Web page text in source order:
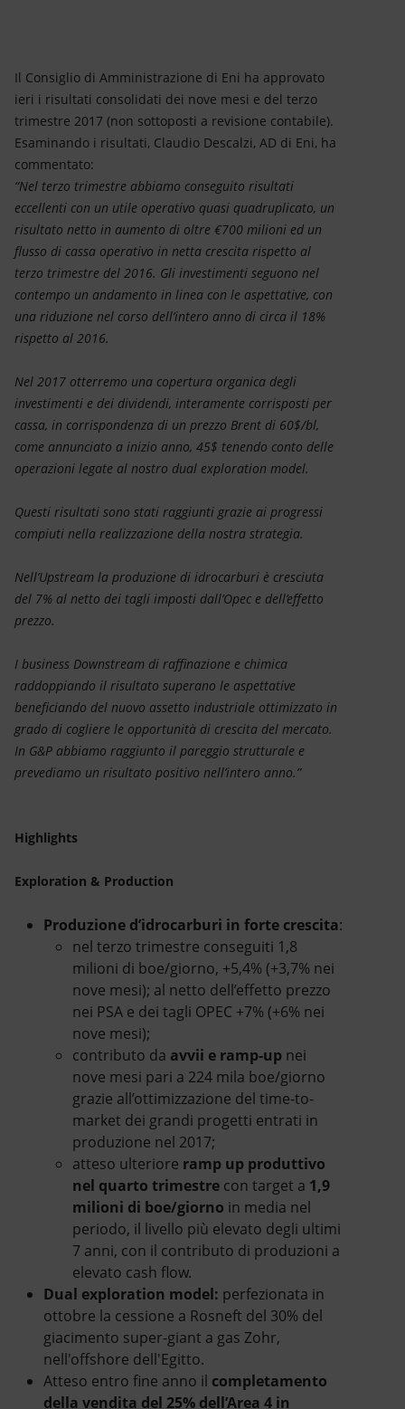
Il Consiglio di Amministrazione di Eni ha approvato
ieri i risultati consolidati dei nove mesi e del terzo
trimestre 2017 (non sottoposti a revisione contabile).
Esaminando i risultati, Claudio Descalzi, AD di Eni, ha
commentato:
“Nel terzo trimestre abbiamo conseguito risultati
eccellenti con un utile operativo quasi quadruplicato, un
risultato netto in aumento di oltre €700 milioni ed un
flusso di cassa operativo in netta crescita rispetto al
terzo trimestre del 2016. Gli investimenti seguono nel
contempo un andamento in linea con le aspettative, con
una riduzione nel corso dell’intero anno di circa il 18%
rispetto al 2016.
Nel 2017 otterremo una copertura organica degli
investimenti e dei dividendi, interamente corrisposti per
cassa, in corrispondenza di un prezzo Brent di 60$/bl,
come annunciato a inizio anno, 45$ tenendo conto delle
operazioni legate al nostro dual exploration model.
Questi risultati sono stati raggiunti grazie ai progressi
compiuti nella realizzazione della nostra strategia.
Nell’Upstream la produzione di idrocarburi è cresciuta
del 7% al netto dei tagli imposti dall’Opec e dell’effetto
prezzo.
I business Downstream di raffinazione e chimica
raddoppiando il risultato superano le aspettative
beneficiando del nuovo assetto industriale ottimizzato in
grado di cogliere le opportunità di crescita del mercato.
In G&P abbiamo raggiunto il pareggio strutturale e
prevediamo un risultato positivo nell’intero anno.”
Highlights
Exploration & Production
Produzione d’idrocarburi in forte crescita:
nel terzo trimestre conseguiti 1,8
milioni di boe/giorno, +5,4% (+3,7% nei
nove mesi); al netto dell’effetto prezzo
nei PSA e dei tagli OPEC +7% (+6% nei
nove mesi);
contributo da avvii e ramp-up nei
nove mesi pari a 224 mila boe/giorno
grazie all’ottimizzazione del time-to-
market dei grandi progetti entrati in
produzione nel 2017;
atteso ulteriore ramp up produttivo
nel quarto trimestre con target a 1,9
milioni di boe/giorno in media nel
periodo, il livello più elevato degli ultimi
7 anni, con il contributo di produzioni a
elevato cash flow.
Dual exploration model: perfezionata in
ottobre la cessione a Rosneft del 30% del
giacimento super-giant a gas Zohr,
nell'offshore dell'Egitto.
Atteso entro fine anno il completamento
della vendita del 25% dell’Area 4 in